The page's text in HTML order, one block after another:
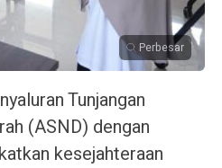
Perbesar
Tunjangan
(ASND) dengan
kesejahteraan